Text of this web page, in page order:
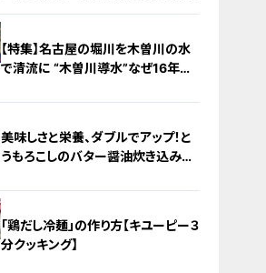
【特集】名古屋の堀川を木曽川の水
で清流に “木曽川導水”なぜ16年ぶ
美味しさと栄養、ダブルでアップ！と
うもろこしのバター醤油炊き込みご
「鶏だし冷麺」の作り方【キユーピー３
分クッキング】